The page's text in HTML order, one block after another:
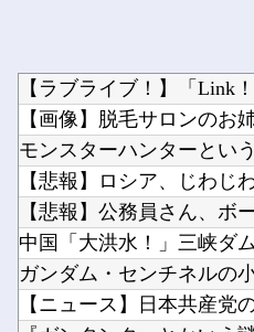
【悲報】ロシア、じわじ